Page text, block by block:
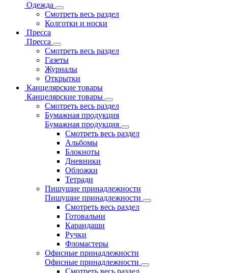
Одежда
Смотреть весь раздел
Колготки и носки
Пресса
Пресса
Смотреть весь раздел
Газеты
Журналы
Открытки
Канцелярские товары
Канцелярские товары
Смотреть весь раздел
Бумажная продукция
Бумажная продукция
Смотреть весь раздел
Альбомы
Блокноты
Дневники
Обложки
Тетради
Пишущие принадлежности
Пишущие принадлежности
Смотреть весь раздел
Готовальни
Карандаши
Ручки
Фломастеры
Офисные принадлежности
Офисные принадлежности
Смотреть весь раздел